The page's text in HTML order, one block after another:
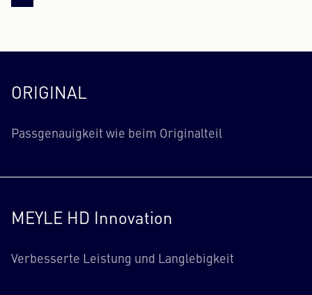
ORIGINAL
Passgenauigkeit wie beim Originalteil
MEYLE HD Innovation
Verbesserte Leistung und Langlebigkeit